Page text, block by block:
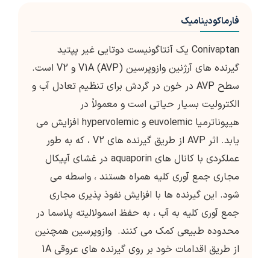
فارماکودینامیک
Conivaptan یک آنتاگونیست دوتایی غیر پپتید
گیرنده های آرژنین وازوپرسین (AVP) V1A و V2 است.
سطح AVP در خون در گردش برای تنظیم تعادل آب و
الکترولیت بسیار حیاتی است و معمولاً در
هیپوناترمیا euvolemic و hypervolemic افزایش می
یابد. اثر AVP از طریق گیرنده های V2 ، که به طور
عملکردی با کانال های aquaporin در غشای آپیکال
مجاری جمع آوری کلیه همراه هستند ، واسطه می
شود. این گیرنده ها با افزایش نفوذ پذیری مجاری
جمع آوری کلیه به آب ، به حفظ اسمولالیته پلاسما در
محدوده طبیعی کمک می کنند. وازوپرسین همچنین
از طریق اقدامات خود بر روی گیرنده های عروقی 1A